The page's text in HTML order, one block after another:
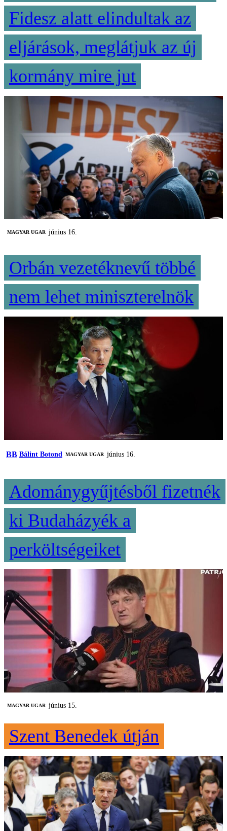
Fidesz alatt elindultak az
eljárások, meglátjuk az új
kormány mire jut
MAGYAR UGAR június 16.
Orbán vezetéknevű többé
nem lehet miniszterelnök
BB Bálint Botond MAGYAR UGAR június 16.
Adománygyűjtésből fizetnék
ki Budaházyék a
perköltségeiket
MAGYAR UGAR június 15.
Szent Benedek útján